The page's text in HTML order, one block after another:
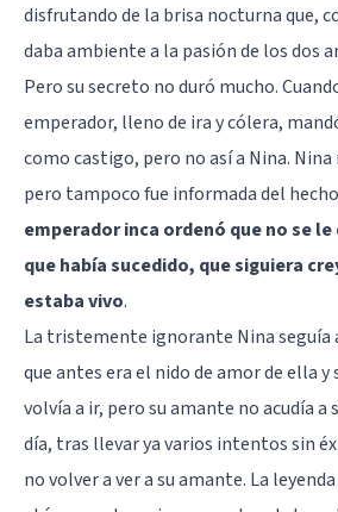
disfrutando de la brisa nocturna que,
daba ambiente a la pasión de los dos
Pero su secreto no duró mucho.
emperador, lleno de ira y cólera,
como castigo, pero no así a Nina. Nina
pero tampoco fue informada del
emperador inca ordenó que no se le
que había sucedido, que siguiera
estaba vivo.
La tristemente ignorante Nina seguía
que antes era el nido de amor de ella y
volvía a ir, pero su amante no acudía a
día, tras llevar ya varios intentos sin
no volver a ver a su amante. La